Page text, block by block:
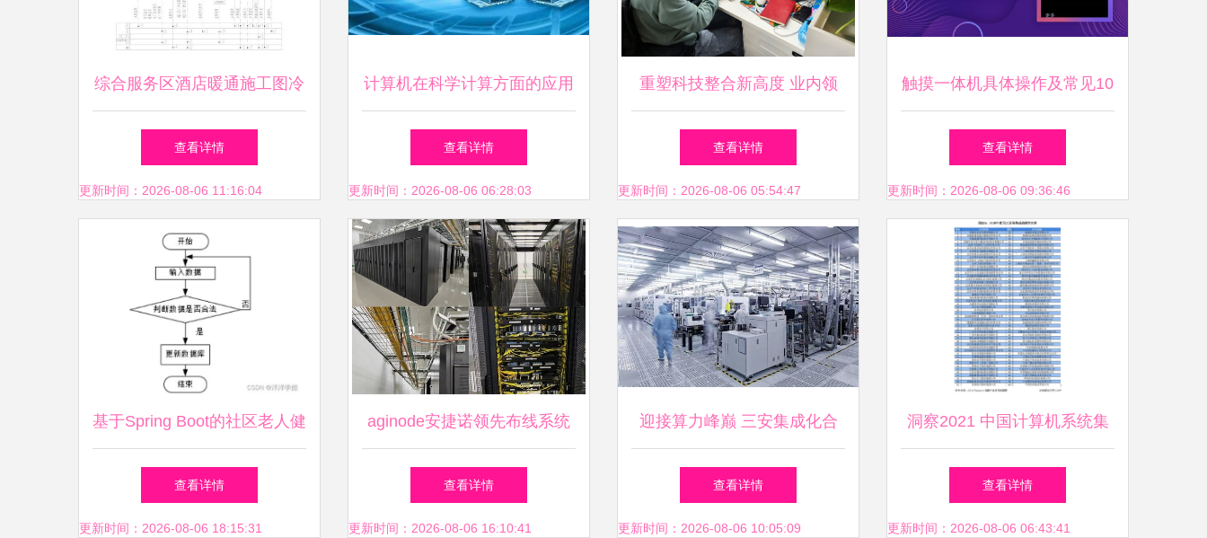
综合服务区酒店暖通施工图冷
负荷计算与计算机系统集成服
务探析
查看详情
更新时间：2026-08-06 11:16:04
计算机在科学计算方面的应用
查看详情
更新时间：2026-08-06 06:28:03
重塑科技整合新高度 业内领
先计算机系统集成服务战略合
作正式启动
查看详情
更新时间：2026-08-06 05:54:47
触摸一体机具体操作及常见10
大问题解决指南（计算机系统
集成服务）
查看详情
更新时间：2026-08-06 09:36:46
基于Spring Boot的社区老人健
康服务跟踪系统设计与计算机
系统集成实践
查看详情
更新时间：2026-08-06 18:15:31
aginode安捷诺领先布线系统
小米智能工厂的网络基石
查看详情
更新时间：2026-08-06 16:10:41
迎接算力峰巅 三安集成化合
物半导体大规模制造的先进进
阶及其在计算机系统集成中的
查看详情
更新时间：2026-08-06 10:05:09
洞察2021 中国计算机系统集
成行业竞争格局及市场份额
查看详情
更新时间：2026-08-06 06:43:41